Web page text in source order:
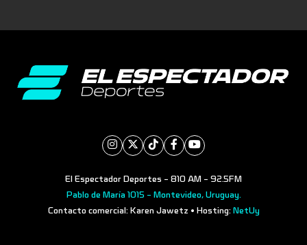
El Espectador Deportes - 810 AM - 92.5FM
Pablo de María 1015 - Montevideo, Uruguay.
Contacto comercial: Karen Jawetz • Hosting: NetUy